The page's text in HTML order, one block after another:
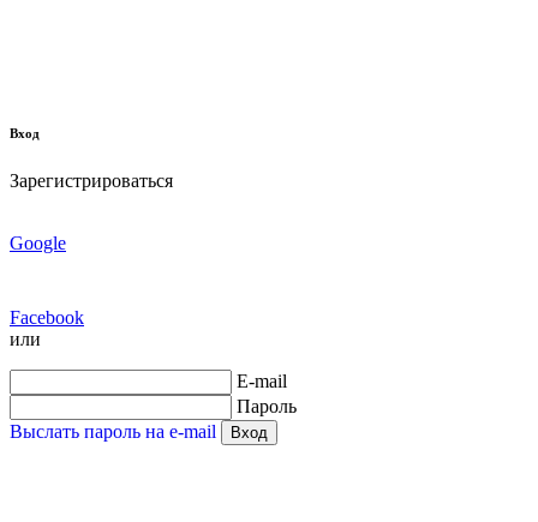
Вход
Зарегистрироваться
Google
Facebook
или
E-mail
Пароль
Выслать пароль на e-mail
Вход